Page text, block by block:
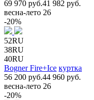
69 970 руб.41 982 руб.
весна-лето 26
-20%
52RU
38RU
40RU
Bogner Fire+Ice куртка
56 200 руб.44 960 руб.
весна-лето 26
-20%